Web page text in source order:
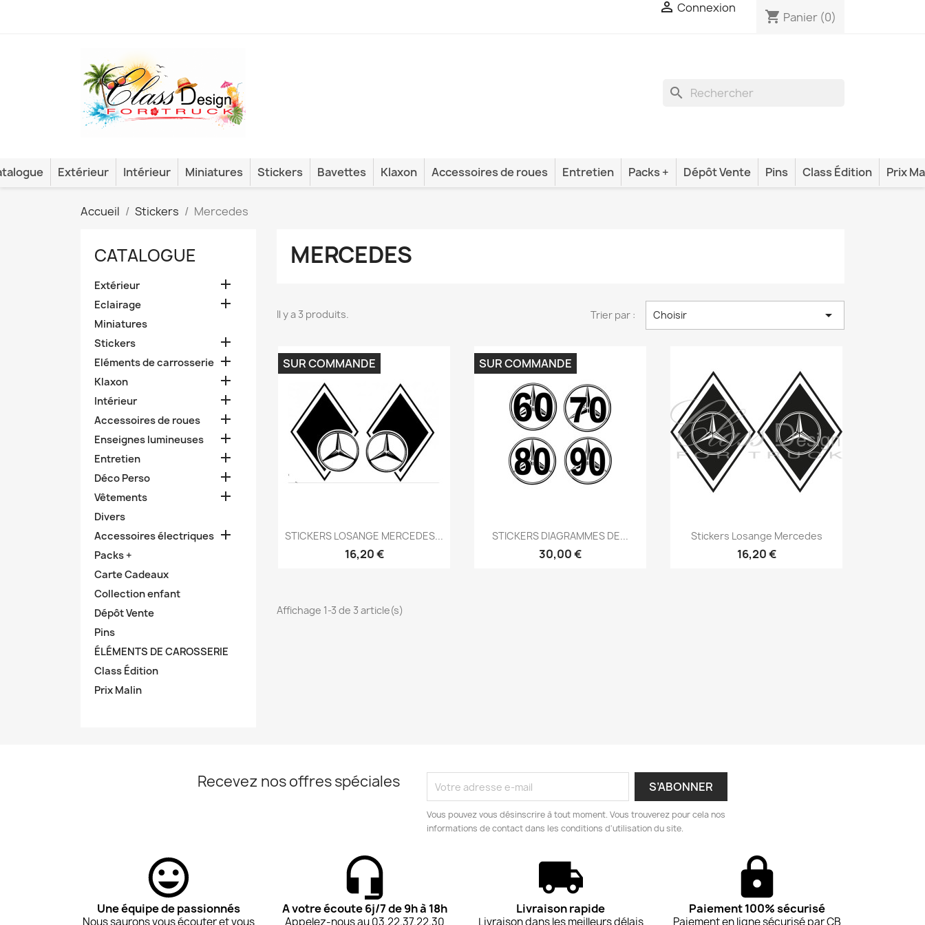
 Connexion
shopping_cart Panier (0)
search
Extérieur Intérieur Miniatures Stickers Bavettes Klaxon Accessoires de roues Entretien Packs + Dépôt Vente Pins Class Édition Prix
Accueil Stickers Mercedes
CATALOGUE
Extérieur 
Eclairage 
Miniatures
Stickers

Eléments de carrosserie 
Klaxon 
Intérieur 
Accessoires de roues 
Enseignes lumineuses 
Entretien 
Déco Perso 
Vêtements 
Divers
Accessoires électriques 
Packs +
Carte Cadeaux
Collection enfant
Dépôt Vente
Pins
ÉLÉMENTS DE CAROSSERIE
Class Édition
Prix Malin
MERCEDES
Il y a 3 produits. Trier par : Choisir 
Aperçu rapide
STICKERS LOSANGE MERCEDES...
16,20 €
SUR COMMANDE
Aperçu rapide
STICKERS DIAGRAMMES DE...
30,00 €
SUR COMMANDE
Aperçu rapide
Stickers Losange Mercedes
16,20 €
Affichage 1-3 de 3 article(s)
Recevez nos offres spéciales
Vous pouvez vous désinscrire à tout moment. Vous trouverez pour cela nos
informations de contact dans les conditions d'utilisation du site.
Une équipe de passionnés
Nous saurons vous écouter et vous
A votre écoute 6j/7 de 9h à 18h
Appelez-nous au 03.22.37.22.30
Livraison rapide
Livraison dans les meilleurs délais
Paiement 100% sécurisé
Paiement en ligne sécurisé par CB